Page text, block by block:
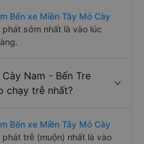
Bến xe Miền Tây Mỏ Cày
sớm nhất là vào lúc
Nam - Bến Tre
chạy trễ nhất?
Bến xe Miền Tây Mỏ Cày
trễ (muộn) nhất là vào